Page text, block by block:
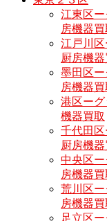
江東区
房機器買
江戸川
厨房機器
墨田区
房機器買
港区ー
機器買取
千代田
厨房機器
中央区
房機器買
荒川区
房機器買
足立区